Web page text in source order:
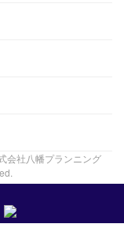
会社八幡プランニング